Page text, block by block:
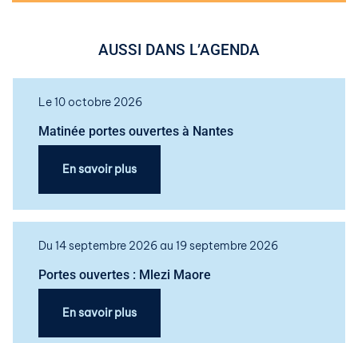
AUSSI DANS L’AGENDA
Le 10 octobre 2026
Matinée portes ouvertes à Nantes
En savoir plus
Du 14 septembre 2026 au 19 septembre 2026
Portes ouvertes : Mlezi Maore
En savoir plus